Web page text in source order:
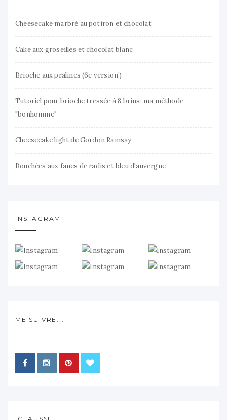
Cheesecake marbré au potiron et chocolat
Cake aux groseilles et chocolat blanc
Brioche aux pralines (6e version!)
Tutoriel pour brioche tressée à 8 brins: ma méthode
"bonhomme"
Cheesecake light de Gordon Ramsay
Bouchées aux fanes de radis et bleu d'auvergne
INSTAGRAM
ME SUIVRE...